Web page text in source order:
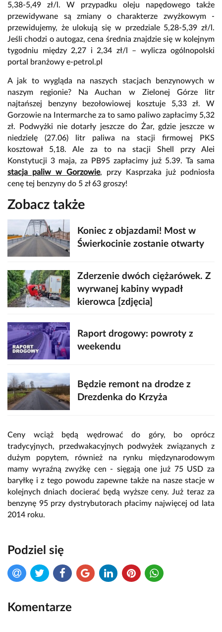
5,38-5,49 zł/l. W przypadku oleju napędowego także
przewidywane są zmiany o charakterze zwyżkowym -
przewidujemy, że ulokują się w przedziale 5,28-5,39 zł/l.
Jeśli chodzi o autogaz, cena średnia znajdzie się w kolejnym
tygodniu między 2,27 i 2,34 zł/l – wylicza ogólnopolski
portal branżowy e-petrol.pl
A jak to wygląda na naszych stacjach benzynowych w
naszym regionie? Na Auchan w Zielonej Górze litr
najtańszej benzyny bezołowiowej kosztuje 5,33 zł. W
Gorzowie na Intermarche za to samo paliwo zapłacimy 5,32
zł. Podwyżki nie dotarły jeszcze do Żar, gdzie jeszcze w
niedzielę (27.06) litr paliwa na stacji firmowej PKS
kosztował 5,18. Ale za to na stacji Shell przy Alei
Konstytucji 3 maja, za PB95 zapłacimy już 5.39. Ta sama
stacja paliw w Gorzowie, przy Kasprzaka już podniosła
cenę tej benzyny do 5 zł 63 groszy!
Zobacz także
Koniec z objazdami! Most w
Świerkocinie zostanie otwarty
Zderzenie dwóch ciężarówek. Z
wyrwanej kabiny wypadł
kierowca [zdjęcia]
Raport drogowy: powroty z
weekendu
Będzie remont na drodze z
Drezdenka do Krzyża
Ceny wciąż będą wędrować do góry, bo oprócz
tradycyjnych, przedwakacyjnych podwyżek związanych z
dużym popytem, również na rynku międzynarodowym
mamy wyraźną zwyżkę cen - sięgają one już 75 USD za
baryłkę i z tego powodu zapewne także na nasze stacje w
kolejnych dniach docierać będą wyższe ceny. Już teraz za
benzynę 95 przy dystrybutorach płacimy najwięcej od lata
2014 roku.
Podziel się
Komentarze